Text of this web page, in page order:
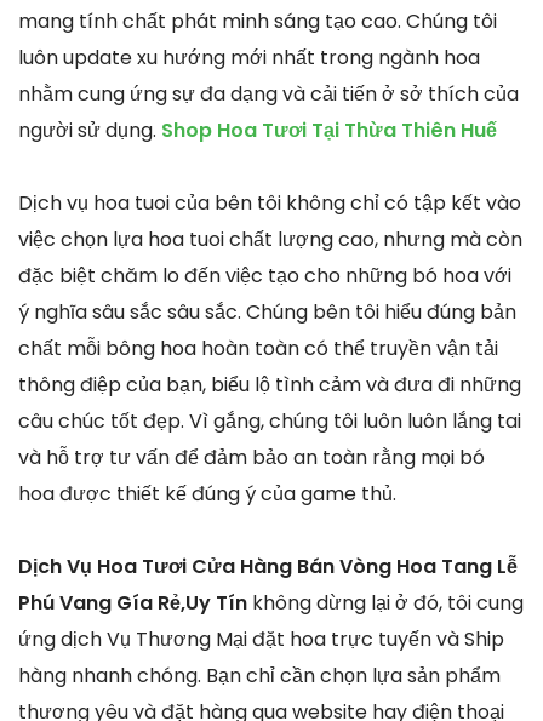
mang tính chất phát minh sáng tạo cao. Chúng tôi
luôn update xu hướng mới nhất trong ngành hoa
nhằm cung ứng sự đa dạng và cải tiến ở sở thích của
người sử dụng. Shop Hoa Tươi Tại Thừa Thiên Huế
Dịch vụ hoa tuoi của bên tôi không chỉ có tập kết vào
việc chọn lựa hoa tuoi chất lượng cao, nhưng mà còn
đặc biệt chăm lo đến việc tạo cho những bó hoa với
ý nghĩa sâu sắc sâu sắc. Chúng bên tôi hiểu đúng bản
chất mỗi bông hoa hoàn toàn có thể truyền vận tải
thông điệp của bạn, biểu lộ tình cảm và đưa đi những
câu chúc tốt đẹp. Vì gắng, chúng tôi luôn luôn lắng tai
và hỗ trợ tư vấn để đảm bảo an toàn rằng mọi bó
hoa được thiết kế đúng ý của game thủ.
Dịch Vụ Hoa Tươi Cửa Hàng Bán Vòng Hoa Tang Lễ
Phú Vang Gía Rẻ,Uy Tín không dừng lại ở đó, tôi cung
ứng dịch Vụ Thương Mại đặt hoa trực tuyến và Ship
hàng nhanh chóng. Bạn chỉ cần chọn lựa sản phẩm
thương yêu và đặt hàng qua website hay điện thoại